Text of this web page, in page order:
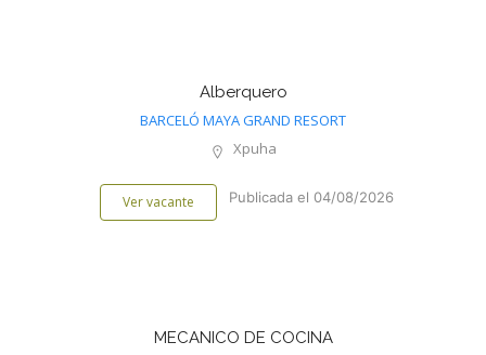
Alberquero
BARCELÓ MAYA GRAND RESORT
Xpuha
Ver vacante Publicada el 04/08/2026
MECANICO DE COCINA